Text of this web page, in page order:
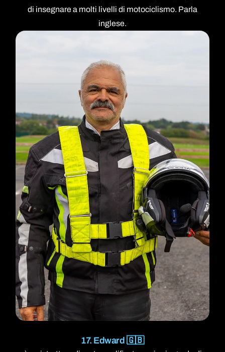
di insegnare a molti livelli di motociclismo. Parla
inglese.
17. Edward 🇬🇧
Accesso clienti